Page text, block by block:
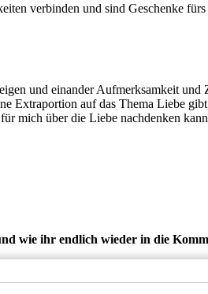
verbinden und sind Geschenke
und einander Aufmerksamkeit
Extraportion auf das Thema Liebe
mich über die Liebe nachdenken
wie ihr endlich wieder in die